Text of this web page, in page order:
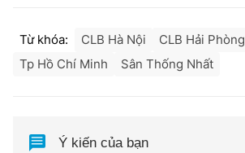
Từ khóa: CLB Hà Nội CLB Hải Phòng
Tp Hồ Chí Minh
Sân Thống Nhất
Ý kiến của bạn